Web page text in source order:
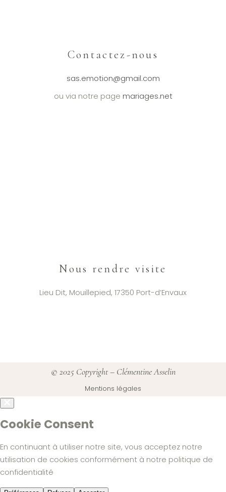
Contactez-nous
sas.emotion@gmail.com
ou via notre page mariages.net
Nous rendre visite
Lieu Dit, Mouillepied, 17350 Port-d’Envaux
© 2025 Copyright – Clémentine Asselin
Mentions légales